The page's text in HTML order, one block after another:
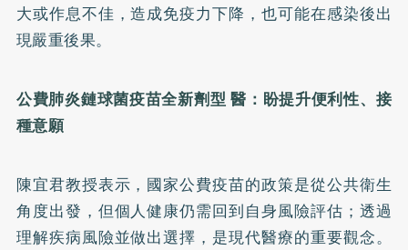
大或作息不佳，造成免疫力下降，也可能在感染後出
現嚴重後果。
公費肺炎鏈球菌疫苗全新劑型醫：盼提升便利性、接
種意願
陳宜君教授表示，國家公費疫苗的政策是從公共衛生
角度出發，但個人健康仍需回到自身風險評估；透過
理解疾病風險並做出選擇，是現代醫療的重要觀念。